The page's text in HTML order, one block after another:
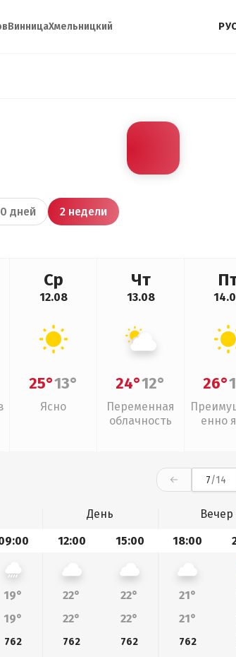
ВинницаХмельницкий
дней 2 недели
Ср
12.08
25°13°
Ясно
Чт
13.08
24°12°
Переменная
облачность
26°
енно
7/14
День
Вечер
12:00 15:00 18:00
19° 22° 22° 21°
19° 22° 22° 21°
762 762 762 762